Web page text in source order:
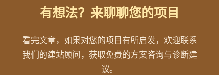
有想法？来聊聊您的项目
看完文章，如果对您的项目有所启发，欢迎联系
我们的建站顾问，获取免费的方案咨询与诊断建
议。